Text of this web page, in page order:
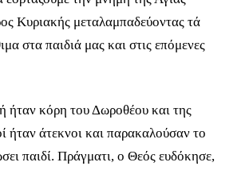
Κυριακής μεταλαμπαδεύοντας τά
στα παιδιά μας και στις επόμενες
ήταν κόρη του Δωροθέου και της
ήταν άτεκνοι και παρακαλούσαν το
παιδί. Πράγματι, ο Θεός ευδόκησε,